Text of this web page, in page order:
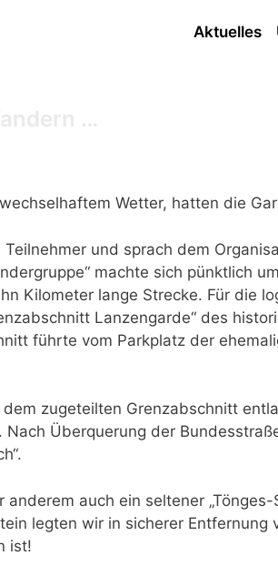
Aktuelles
Wetter, hatten die
und sprach dem
machte sich pünktlich
Kilometer lange Strecke. Für die
Lanzengarde“ des
führte vom Parkplatz der
zugeteilten Grenzabschnitt
Nach Überquerung der
auch ein seltener
legten wir in sicherer
ist!